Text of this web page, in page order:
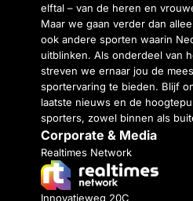
elftal – van de heren en
Maar we gaan verder dan
ook andere sporten waarin
uitblinken. Als onderdeel van
streven we ernaar jou de
sportervaring te bieden. Blijf
laatste nieuws en de
sporters, zowel binnen als
Corporate & Media
Realtimes Network
Innovatieweg 20C